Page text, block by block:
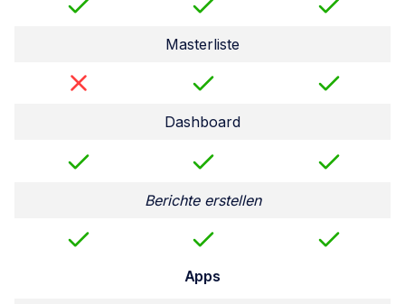
Masterliste
Dashboard
Berichte erstellen
Apps